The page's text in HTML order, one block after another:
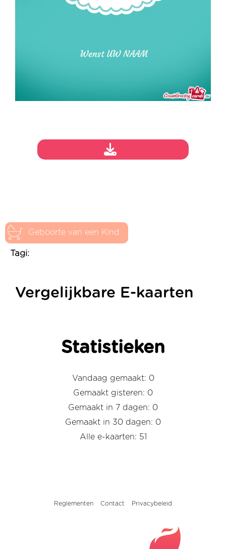
Geboorte van een Kind
Tagi:
Vergelijkbare E-kaarten
Statistieken
Vandaag gemaakt: 0
Gemaakt gisteren: 0
Gemaakt in 7 dagen: 0
Gemaakt in 30 dagen: 0
Alle e-kaarten: 51
Reglementen Contact Privacybeleid